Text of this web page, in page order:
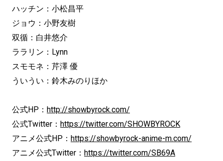
ハッチン：小松昌平
ジョウ：小野友樹
双循：白井悠介
ララリン：Lynn
スモモネ：芹澤 優
ういうい：鈴木みのりほか
公式HP： http://showbyrock.com/
公式Twitter： https://twitter.com/SHOWBYROCK
アニメ公式HP： https://showbyrock-anime-m.com/
アニメ公式Twitter： https://twitter.com/SB69A